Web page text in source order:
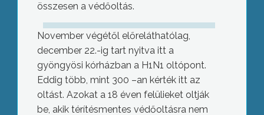
összesen a védőoltás.
November végétől előreláthatólag,
december 22.-ig tart nyitva itt a
gyöngyösi kórházban a H1N1 oltópont.
Eddig több, mint 300 –an kérték itt az
oltást. Azokat a 18 éven felülieket oltják
be, akik térítésmentes védőoltásra nem